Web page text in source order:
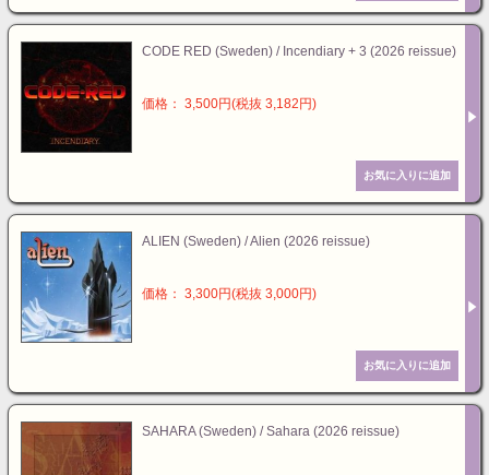
CODE RED (Sweden) / Incendiary + 3 (2026 reissue)
価格： 3,500円(税抜 3,182円)
ALIEN (Sweden) / Alien (2026 reissue)
価格： 3,300円(税抜 3,000円)
SAHARA (Sweden) / Sahara (2026 reissue)